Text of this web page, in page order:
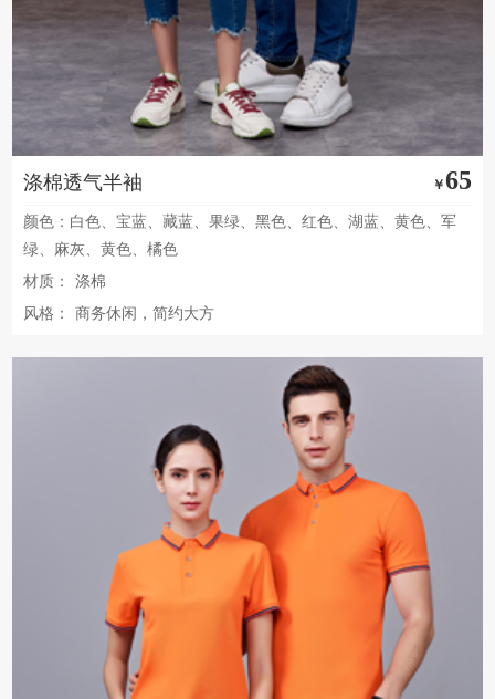
涤棉透气半袖 ￥65
颜色：白色、宝蓝、藏蓝、果绿、黑色、红色、湖蓝、黄色、军
绿、麻灰、黄色、橘色
材质：
涤棉
风格：
商务休闲，简约大方